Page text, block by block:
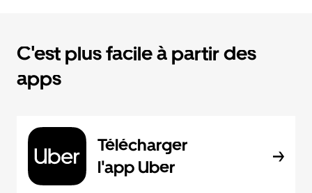
C'est plus facile à partir des
apps
Télécharger
l'app Uber